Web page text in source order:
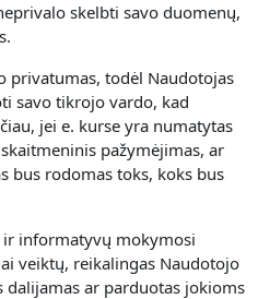
skelbti savo duomenų,
privatumas, todėl Naudotojas
savo tikrojo vardo, kad
jei e. kurse yra numatytas
pažymėjimas, ar
bus rodomas toks, koks bus
informatyvų mokymosi
veiktų, reikalingas Naudotojo
dalijamas ar parduotas jokioms